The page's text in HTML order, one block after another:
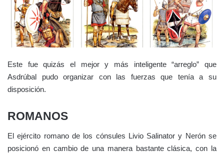
Este fue quizás el mejor y más inteligente “arreglo” que
Asdrúbal pudo organizar con las fuerzas que tenía a su
disposición.
ROMANOS
El ejército romano de los cónsules Livio Salinator y Nerón se
posicionó en cambio de una manera bastante clásica, con la